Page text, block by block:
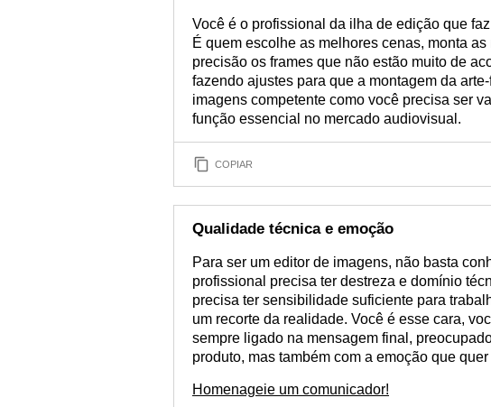
Você é o profissional da ilha de edição que
É quem escolhe as melhores cenas, monta
precisão os frames que não estão muito de
fazendo ajustes para que a montagem da
imagens competente como você precisa ser
função essencial no mercado audiovisual.
COPIAR
Qualidade técnica e emoção
Para ser um editor de imagens, não basta
profissional precisa ter destreza e domínio
precisa ter sensibilidade suficiente para
um recorte da realidade. Você é esse cara,
sempre ligado na mensagem final,
produto, mas também com a emoção que quer
Homenageie um comunicador!